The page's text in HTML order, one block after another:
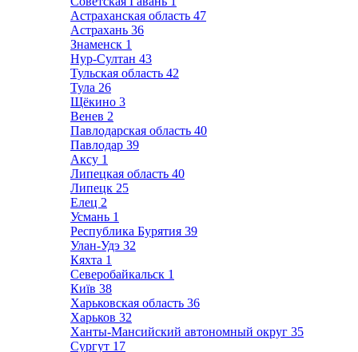
Астраханская область 47
Астрахань 36
Знаменск 1
Нур-Султан 43
Тульская область 42
Тула 26
Щёкино 3
Венев 2
Павлодарская область 40
Павлодар 39
Аксу 1
Липецкая область 40
Липецк 25
Елец 2
Усмань 1
Республика Бурятия 39
Улан-Удэ 32
Кяхта 1
Северобайкальск 1
Київ 38
Харьковская область 36
Харьков 32
Ханты-Мансийский автономный округ 35
Сургут 17